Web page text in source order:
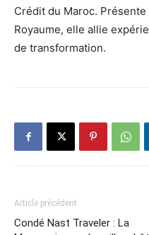
Crédit du Maroc.
Royaume, elle allie
de transformation.
Article précédent
Condé Nast Traveler : La